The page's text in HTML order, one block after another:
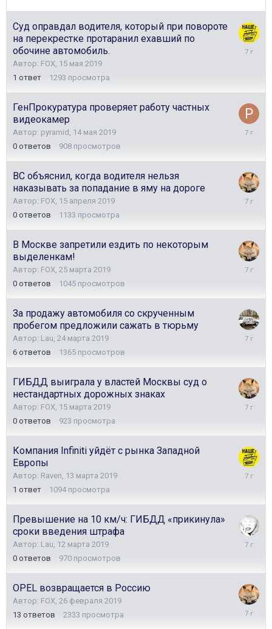
Суд оправдал водителя, который при повороте
на перекрестке протаранил ехавший по
обочине автомобиль.
Автор: FOX 15 мая 2019
1 ответ 1293 просмотра
15
ГенПрокуратура проверяет работу частных
видеокамер
Автор: pyramid 14 мая 2019
0 ответов 908 просмотров
14
ВС объяснил, когда водителя нельзя
наказывать за попадание в яму на дороге
Автор: FOX 15 апреля 2019
0 ответов 1133 просмотра
15
В Москве запретили ездить по некоторым
выделенкам!
Автор: FOX 25 марта 2019
0 ответов 1045 просмотров
25
За продажу автомобиля со скрученным
пробегом предложили сажать в тюрьму
Автор: Lau 24 марта 2019
6 ответов 1365 просмотров
25
ГИБДД выиграла у властей Москвы суд о
нестандартных дорожных знаках
Автор: FOX 15 марта 2019
0 ответов 923 просмотра
15
Компания Infiniti уйдёт с рынка Западной
Европы
Автор: Raven 13 марта 2019
1 ответ 1094 просмотра
13
Превышение на 10 км/ч: ГИБДД «прикинула»
сроки введения штрафа
Автор: Lau 12 марта 2019
0 ответов 970 просмотров
12
OPEL возвращается в Россию
Автор: FOX 26 февраля 2019
13 ответов 2333 просмотра
12